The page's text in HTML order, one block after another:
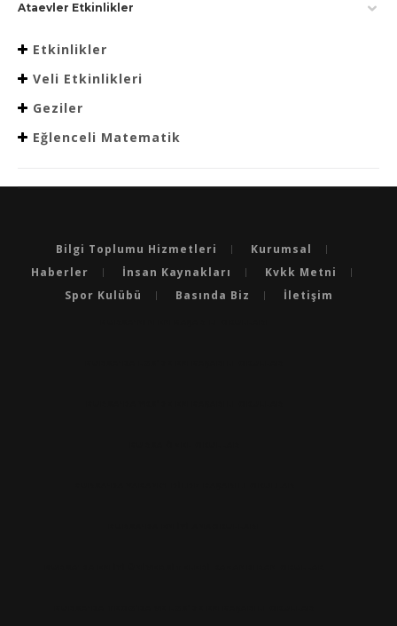
Ataevler Etkinlikler
Etkinlikler
Veli Etkinlikleri
Geziler
Eğlenceli Matematik
Bilgi Toplumu Hizmetleri
Kurumsal
Haberler
İnsan Kaynakları
Kvkk Metni
Spor Kulübü
Basında Biz İletişim